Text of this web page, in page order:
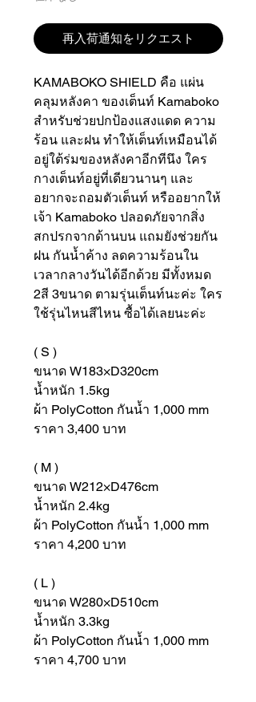
再入荷通知をリクエスト
KAMABOKO SHIELD คือ แผ่น
คลุมหลังคา ของเต็นท์ Kamaboko
สำหรับช่วยปกป้องแสงแดด ความ
ร้อน และฝน ทำให้เต็นท์เหมือนได้
อยู่ใต้ร่มของหลังคาอีกทีนึง ใคร
กางเต็นท์อยู่ที่เดียวนานๆ และ
อยากจะถอมตัวเต็นท์ หรืออยากให้
เจ้า Kamaboko ปลอดภัยจากสิ่ง
สกปรกจากด้านบน แถมยังช่วยกัน
ฝน กันน้ำค้าง ลดความร้อนใน
เวลากลางวันได้อีกด้วย มีทั้งหมด
2สี 3ขนาด ตามรุ่นเต็นท์นะค่ะ ใคร
ใช้รุ่นไหนสีไหน ซื้อได้เลยนะค่ะ
( S )
ขนาด W183×D320cm
น้ำหนัก 1.5kg
ผ้า PolyCotton กันน้ำ 1,000 mm
ราคา 3,400 บาท
( M )
ขนาด W212×D476cm
น้ำหนัก 2.4kg
ผ้า PolyCotton กันน้ำ 1,000 mm
ราคา 4,200 บาท
( L )
ขนาด W280×D510cm
น้ำหนัก 3.3kg
ผ้า PolyCotton กันน้ำ 1,000 mm
ราคา 4,700 บาท